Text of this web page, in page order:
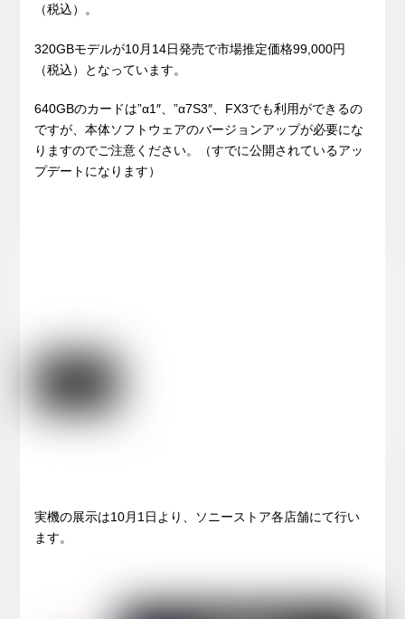
（税込）。
320GBモデルが10月14日発売で市場推定価格99,000円
（税込）となっています。
640GBのカードは”α1″、”α7S3″、FX3でも利用ができるの
ですが、本体ソフトウェアのバージョンアップが必要にな
りますのでご注意ください。（すでに公開されているアッ
プデートになります）
実機の展示は10月1日より、ソニーストア各店舗にて行い
ます。